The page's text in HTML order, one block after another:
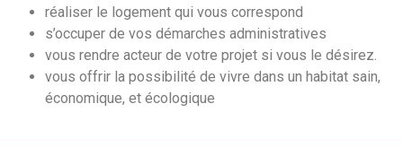
réaliser le logement qui vous correspond
s’occuper de vos démarches administratives
vous rendre acteur de votre projet si vous le désirez.
vous offrir la possibilité de vivre dans un habitat sain,
économique, et écologique